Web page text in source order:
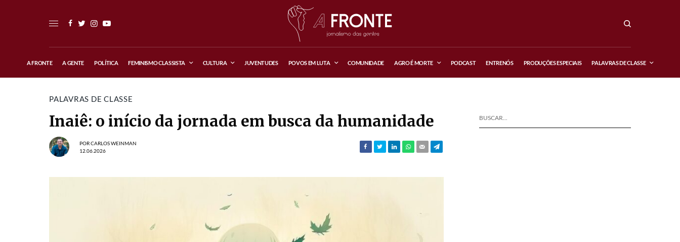
A FRONTE A GENTE POLÍTICA FEMINISMO CLASSISTA CULTURA JUVENTUDES POVOS EM LUTA COMUNIDADE AGRO É MORTE PODCAST ENTRENÓS PRODUÇÕES ESPECIAIS PALAVRAS DE CLASSE
PALAVRAS DE CLASSE
Inaiê: o início da jornada em busca da humanidade
PORCARLOS WEINMAN
12.06.2026